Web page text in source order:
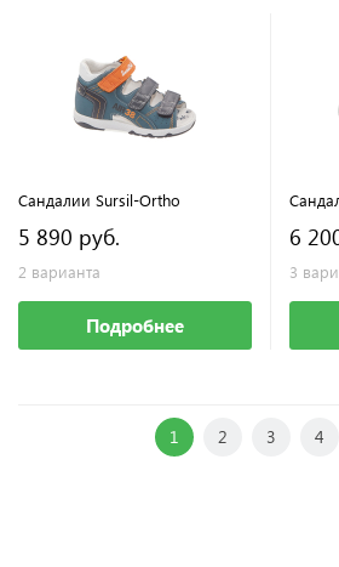
Сандалии Sursil-Ortho
5 890 руб.
2 варианта
Подробнее
6
3
1 2 3 4